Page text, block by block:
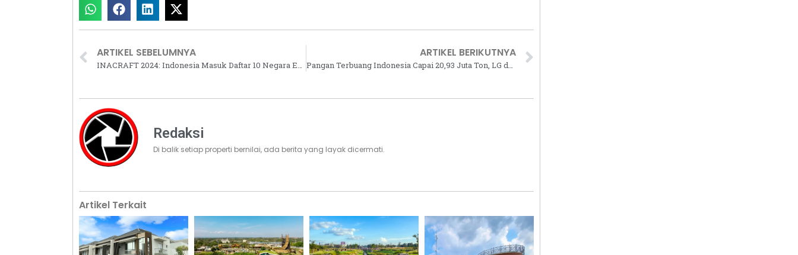
ARTIKEL SEBELUMNYA
INACRAFT 2024: Indonesia Masuk Daftar 10 Negara Eksportir Kerajinan Tangan Terbesar di Dunia
ARTIKEL BERIKUTNYA
Pangan Terbuang Indonesia Capai 20,93 Juta Ton, LG dan FoodCycle Berkolaborasi Atasi Masalah Food Waste
Redaksi
Di balik setiap properti bernilai, ada berita yang layak dicermati.
Artikel Terkait